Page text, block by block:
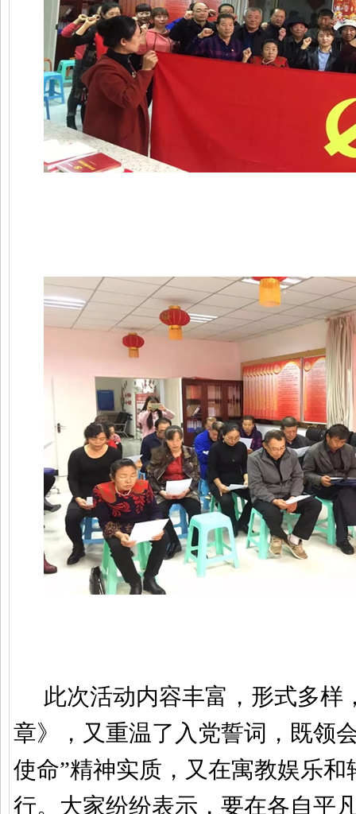
此次活动内容丰富，形式多样
章》，又重温了入党誓词，既领
使命”精神实质，又在寓教娱乐
行。大家纷纷表示，要在各自平